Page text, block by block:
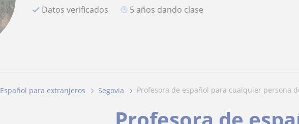
Datos verificados
5 años dando clase
Español para extranjeros Segovia profesora de español para cualquier persona